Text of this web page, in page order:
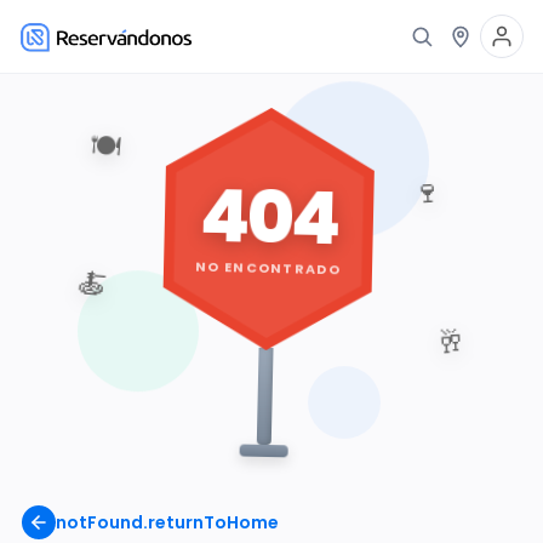
notFound.returnToHome
🍽️
🍷
🥂
🍝
404
NO ENCONTRADO